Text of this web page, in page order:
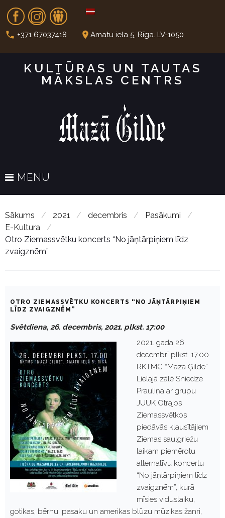
t
Fb In Dr
call +371 67037418 place Amatu iela 5, Rīga. LV-1050
KULTŪRAS UN TAUTAS
MĀKSLAS CENTRS
MENU
Sākums / 2021 / decembris / Pasākumi
/
E-Kultura
/
Otro Ziemassvētku koncerts “No jāņtārpiņiem līdz
zvaigznēm”
OTRO ZIEMASSVĒTKU KONCERTS “NO JĀŅTĀRPIŅIEM
LĪDZ ZVAIGZNĒM”
Svētdiena, 26. decembris, 2021. plkst. 17:00
2021. gada 26.
decembrī plkst. 17.00
RKTMC “Mazā Ģilde”
Lielajā zālē Sniedze
Prauliņa ar grupu
JUUK Otrajos
Ziemassvētkos
piedāvās klausītājiem
Ziemas saulgriežu
laikam piemērotu
alternatīvu koncertu
“No jāņtārpiņiem līdz
zvaigznēm”, kurā
mīsies viduslaiku,
gotikas, bērnu, pasaku un amerikas blūzu mūzikas žanri,